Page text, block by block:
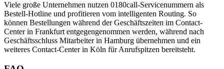
Viele große Unternehmen nutzen 0180call-Servicenummern als
Bestell-Hotline und profitieren vom intelligenten Routing. So
können Bestellungen während der Geschäftszeiten im Contact-
Center in Frankfurt entgegengenommen werden, während nach
Geschäftsschluss Mitarbeiter in Hamburg übernehmen und ein
weiteres Contact-Center in Köln für Anrufspitzen bereitsteht.